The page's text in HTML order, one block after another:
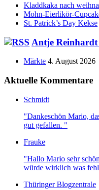
Kladdkaka nach
Mohn-Eierlikör-
St. Patrick’s Day Kekse
Antje
Märkte 4. August 2026
Aktuelle Kommentare
Schmidt
"Dankeschön Mario,
gut gefallen. "
Frauke
"Hallo Mario sehr
würde wirklich was
Thüringer Blogzentrale